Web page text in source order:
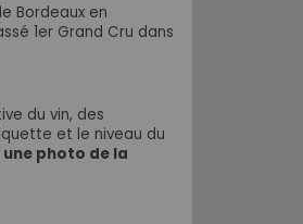
Bordeaux en
1er Grand Cru dans
du vin, des
et le niveau du
photo de la